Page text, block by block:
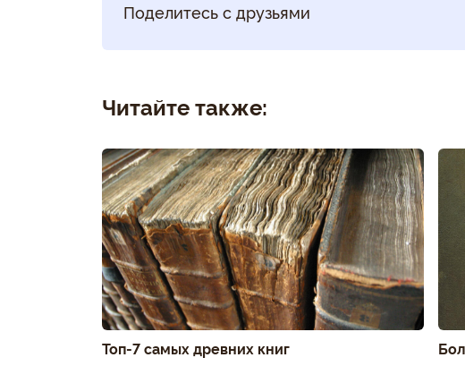
Поделитесь с друзьями
Читайте также:
Топ-7 самых древних книг